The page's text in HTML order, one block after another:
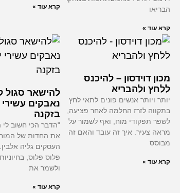
הבריאו
קרא עוד »
קרא עוד »
מכון דוידסון – להיכנס
ללחץ ולהבריא
יותר ויותר אנשים פונים לתאי לחץ
בתקווה לזרז החלמה לאחר פציעה,
לשפר תפקודי מוח, ואף לשמור על
מראה צעיר. איך זה עובד והאם זה
מבוסס
קרא עוד »
להישאר סגול
נאבקים
בזקנה
"הדבר הכי חשוב
את החדות של
פלוס פלוס,
ולשמר את
קרא עוד »